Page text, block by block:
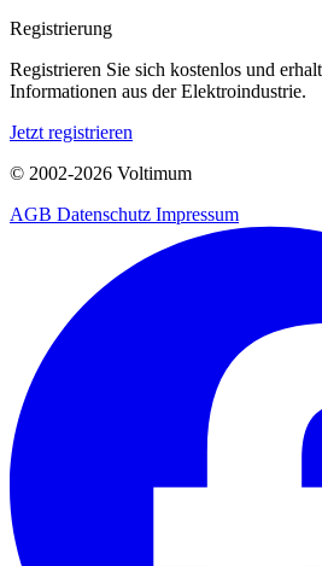
Registrierung
Registrieren Sie sich kostenlos und
Informationen aus der Elektroindustrie.
Jetzt registrieren
© 2002-2026 Voltimum
AGB Datenschutz Impressum